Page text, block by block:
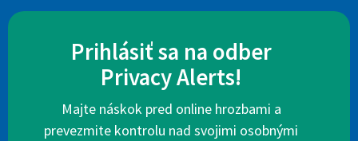
Prihlásiť sa na odber
Privacy Alerts!
Majte náskok pred online hrozbami a
prevezmite kontrolu nad svojimi osobnými